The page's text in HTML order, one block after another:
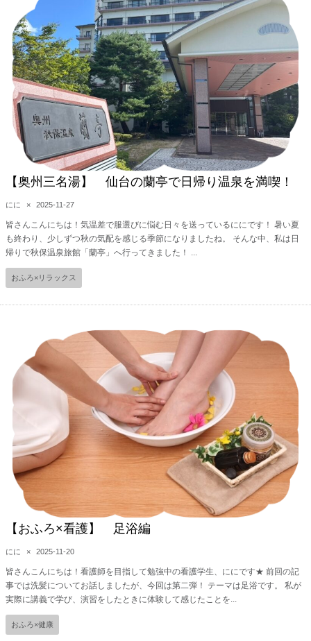
【奥州三名湯】 仙台の蘭亭で日帰り温泉を満喫！
にに × 2025-11-27
皆さんこんにちは！気温差で服選びに悩む日々を送っているににです！ 暑い夏
も終わり、少しずつ秋の気配を感じる季節になりましたね。 そんな中、私は日
帰りで秋保温泉旅館「蘭亭」へ行ってきました！ ...
おふろ×リラックス
【おふろ×看護】 足浴編
にに × 2025-11-20
皆さんこんにちは！看護師を目指して勉強中の看護学生、ににです★ 前回の記
事では洗髪についてお話しましたが、今回は第二弾！ テーマは足浴です。 私が
実際に講義で学び、演習をしたときに体験して感じたことを...
おふろ×健康